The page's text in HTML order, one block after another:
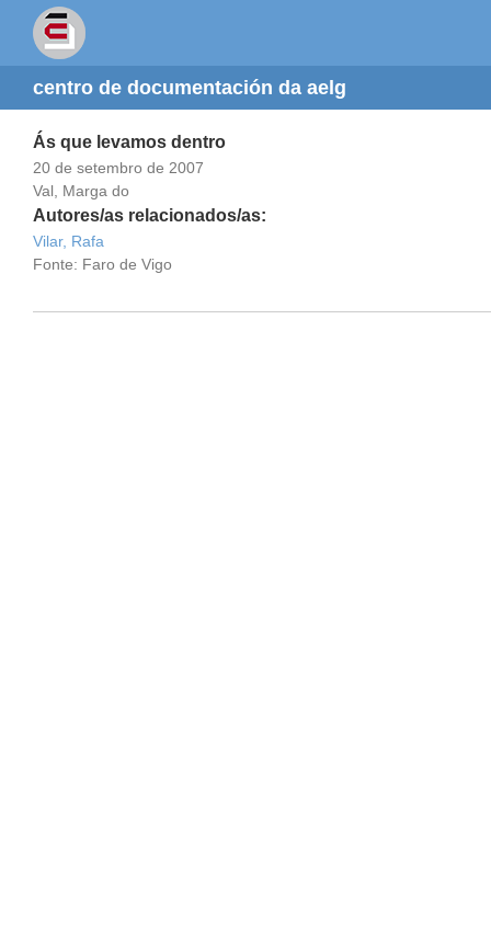
centro de documentación da aelg
Ás que levamos dentro
20 de setembro de 2007
Val, Marga do
Autores/as relacionados/as:
Vilar, Rafa
Fonte: Faro de Vigo